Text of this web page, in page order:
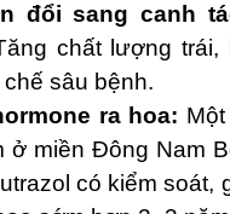
đổi sang canh
chất lượng trái,
sâu bệnh.
ra hoa:
ở miền Đông Nam
có kiểm soát,